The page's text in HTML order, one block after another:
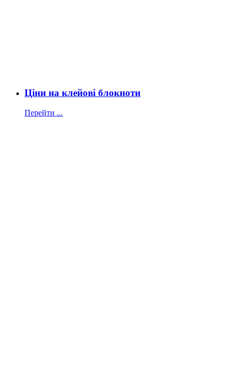
Ціни на клейові блокноти
Перейти ...